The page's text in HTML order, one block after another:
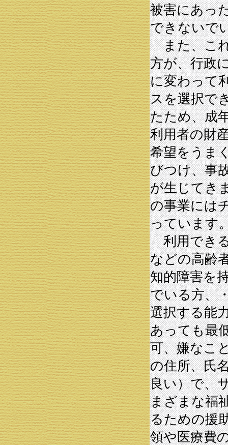
被害にあっ
できないで
また、これ
方が、行政
に変わって
スを選択で
たため、成
利用者の財
希望をうま
びつけ、事
が生じてき
の事業には
っています
利用できる
などの高齢
知的障害を
でいる方、
選択する能
あっても最
可、嫌なこ
の住所、氏
良い）で、
まざまな福
るための援
領や医療費